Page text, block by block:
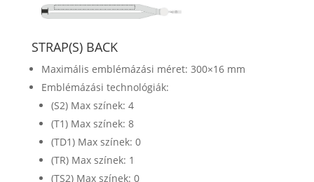
STRAP(S) BACK
Maximális emblémázási méret: 300×16 mm
Emblémázási technológiák:
(S2) Max színek: 4
(T1) Max színek: 8
(TD1) Max színek: 0
(TR) Max színek: 1
(TS2) Max színek: 0